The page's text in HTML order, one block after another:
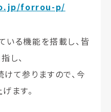
forrou-p/
いる機能を搭載し、皆
し、
て参りますので、今
ます。